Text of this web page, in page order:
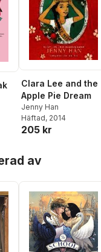
Clara Lee and the
Apple Pie Dream
Jenny Han
Häftad, 2014
205 kr
av